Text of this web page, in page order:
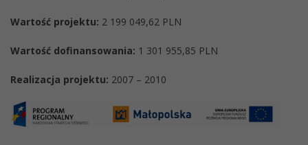
Wartość projektu: 2 199 049,62 PLN
Wartość dofinansowania: 1 301 955,85 PLN
Realizacja projektu: 2007 – 2010